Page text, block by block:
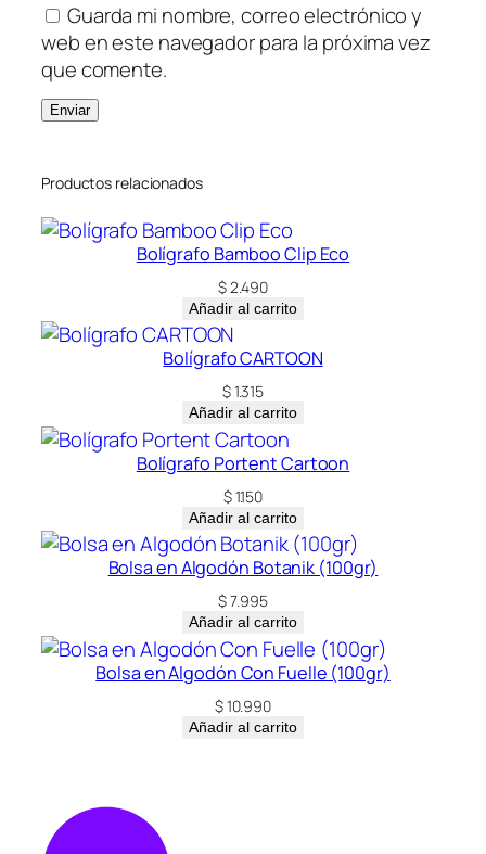
Guarda mi nombre, correo electrónico y
web en este navegador para la próxima vez
que comente.
Productos relacionados
Bolígrafo Bamboo Clip Eco
$2.490
Añadir al carrito
Bolígrafo CARTOON
$1.315
Añadir al carrito
Bolígrafo Portent Cartoon
$1.150
Añadir al carrito
Bolsa en Algodón Botanik (100gr)
$7.995
Añadir al carrito
Bolsa en Algodón Con Fuelle (100gr)
$10.990
Añadir al carrito